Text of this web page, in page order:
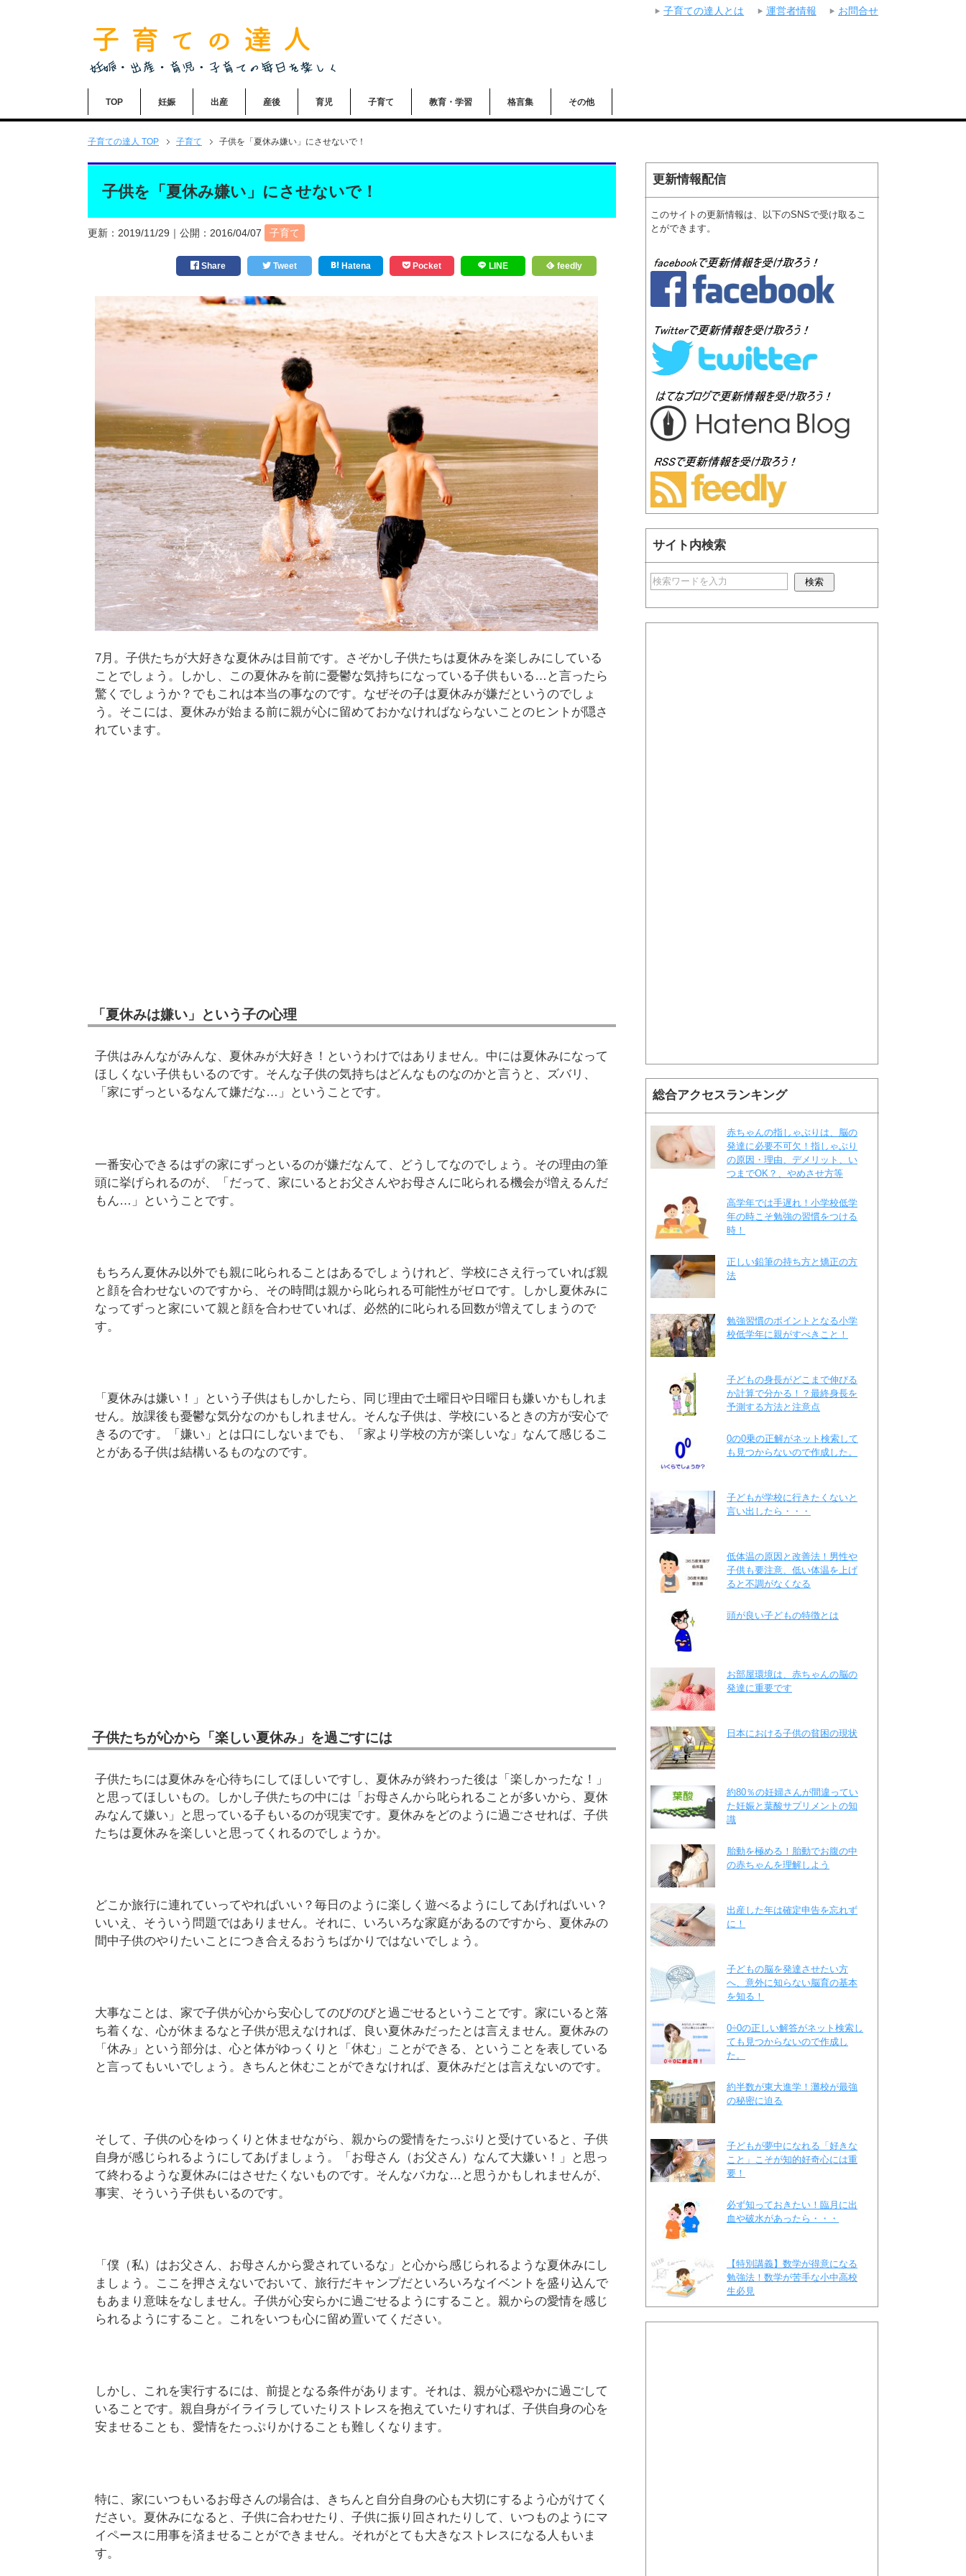
TOP 妊娠 出産 産後 育児 子育て 教育・学習 格言集 その他
子育ての達人 TOP 子育て 子供を「夏休み嫌い」にさせないで！
子供を「夏休み嫌い」にさせないで！
更新： 2019/11/29 ｜公開： 2016/04/07 子育て
Share Tweet Hatena Pocket LINE feedly
7月。子供たちが大好きな夏休みは目前です。さぞかし子供たちは夏休みを楽しみにしている
ことでしょう。しかし、この夏休みを前に憂鬱な気持ちになっている子供もいる…と言ったら
驚くでしょうか？でもこれは本当の事なのです。なぜその子は夏休みが嫌だというのでしょ
う。そこには、夏休みが始まる前に親が心に留めておかなければならないことのヒントが隠さ
れています。
「夏休みは嫌い」という子の心理
子供はみんながみんな、夏休みが大好き！というわけではありません。中には夏休みになって
ほしくない子供もいるのです。そんな子供の気持ちはどんなものなのかと言うと、ズバリ、
「家にずっといるなんて嫌だな…」ということです。
一番安心できるはずの家にずっといるのが嫌だなんて、どうしてなのでしょう。その理由の筆
頭に挙げられるのが、「だって、家にいるとお父さんやお母さんに叱られる機会が増えるんだ
もん…」ということです。
もちろん夏休み以外でも親に叱られることはあるでしょうけれど、学校にさえ行っていれば親
と顔を合わせないのですから、その時間は親から叱られる可能性がゼロです。しかし夏休みに
なってずっと家にいて親と顔を合わせていれば、必然的に叱られる回数が増えてしまうので
す。
「夏休みは嫌い！」という子供はもしかしたら、同じ理由で土曜日や日曜日も嫌いかもしれま
せん。放課後も憂鬱な気分なのかもしれません。そんな子供は、学校にいるときの方が安心で
きるのです。「嫌い」とは口にしないまでも、「家より学校の方が楽しいな」なんて感じるこ
とがある子供は結構いるものなのです。
子供たちが心から「楽しい夏休み」を過ごすには
子供たちには夏休みを心待ちにしてほしいですし、夏休みが終わった後は「楽しかったな！」
と思ってほしいもの。しかし子供たちの中には「お母さんから叱られることが多いから、夏休
みなんて嫌い」と思っている子もいるのが現実です。夏休みをどのように過ごさせれば、子供
たちは夏休みを楽しいと思ってくれるのでしょうか。
どこか旅行に連れていってやればいい？毎日のように楽しく遊べるようにしてあげればいい？
いいえ、そういう問題ではありません。それに、いろいろな家庭があるのですから、夏休みの
間中子供のやりたいことにつき合えるおうちばかりではないでしょう。
大事なことは、家で子供が心から安心してのびのびと過ごせるということです。家にいると落
ち着くな、心が休まるなと子供が思えなければ、良い夏休みだったとは言えません。夏休みの
「休み」という部分は、心と体がゆっくりと「休む」ことができる、ということを表している
と言ってもいいでしょう。きちんと休むことができなければ、夏休みだとは言えないのです。
そして、子供の心をゆっくりと休ませながら、親からの愛情をたっぷりと受けていると、子供
自身が感じられるようにしてあげましょう。「お母さん（お父さん）なんて大嫌い！」と思っ
て終わるような夏休みにはさせたくないものです。そんなバカな…と思うかもしれませんが、
事実、そういう子供もいるのです。
「僕（私）はお父さん、お母さんから愛されているな」と心から感じられるような夏休みにし
ましょう。ここを押さえないでおいて、旅行だキャンプだといろいろなイベントを盛り込んで
もあまり意味をなしません。子供が心安らかに過ごせるようにすること。親からの愛情を感じ
られるようにすること。これをいつも心に留め置いてください。
しかし、これを実行するには、前提となる条件があります。それは、親が心穏やかに過ごして
いることです。親自身がイライラしていたりストレスを抱えていたりすれば、子供自身の心を
安ませることも、愛情をたっぷりかけることも難しくなります。
特に、家にいつもいるお母さんの場合は、きちんと自分自身の心も大切にするよう心がけてく
ださい。夏休みになると、子供に合わせたり、子供に振り回されたりして、いつものようにマ
イペースに用事を済ませることができません。それがとても大きなストレスになる人もいま
す。
更新情報配信
このサイトの更新情報は、以下のSNSで受け取るこ
とができます。
サイト内検索
総合アクセスランキング
赤ちゃんの指しゃぶりは、脳の
発達に必要不可欠！指しゃぶり
の原因・理由、デメリット、い
つまでOK？、やめさせ方等
高学年では手遅れ！小学校低学
年の時こそ勉強の習慣をつける
時！
正しい鉛筆の持ち方と矯正の方
法
勉強習慣のポイントとなる小学
校低学年に親がすべきこと！
子どもの身長がどこまで伸びる
か計算で分かる！？最終身長を
予測する方法と注意点
0の0乗の正解がネット検索して
も見つからないので作成した。
子どもが学校に行きたくないと
言い出したら・・・
低体温の原因と改善法！男性や
子供も要注意、低い体温を上げ
ると不調がなくなる
頭が良い子どもの特徴とは
お部屋環境は、赤ちゃんの脳の
発達に重要です
日本における子供の貧困の現状
約80％の妊婦さんが間違ってい
た妊娠と葉酸サプリメントの知
識
胎動を極める！胎動でお腹の中
の赤ちゃんを理解しよう
出産した年は確定申告を忘れず
に！
子どもの脳を発達させたい方
へ、意外に知らない脳育の基本
を知る！
0÷0の正しい解答がネット検索し
ても見つからないので作成し
た。
約半数が東大進学！灘校が最強
の秘密に迫る
子どもが夢中になれる「好きな
こと」こそが知的好奇心には重
要！
必ず知っておきたい！臨月に出
血や破水があったら・・・
【特別講義】数学が得意になる
勉強法！数学が苦手な小中高校
生必見
子育ての達人とは 運営者情報 お問合せ